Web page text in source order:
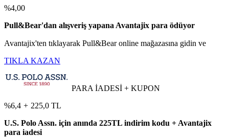
%4,00
Pull&Bear'dan alışveriş yapana Avantajix para ödüyor
Avantajix'ten tıklayarak Pull&Bear online mağazasına gidin ve
TIKLA KAZAN
PARA İADESİ + KUPON
%6,4 + 225,0 TL
U.S. Polo Assn. için anında 225TL indirim kodu + Avantajix
para iadesi